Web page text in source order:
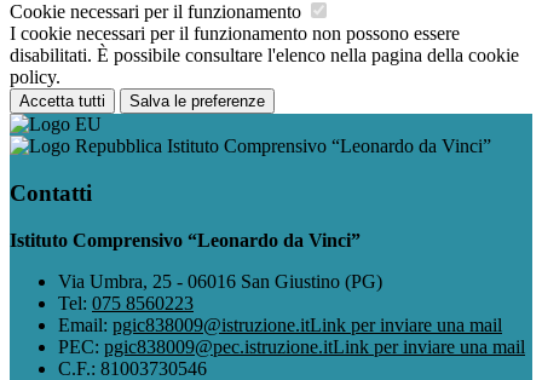
Cookie necessari per il funzionamento
I cookie necessari per il funzionamento non possono essere
disabilitati. È possibile consultare l'elenco nella pagina della cookie
policy.
Accetta tutti Salva le preferenze
Istituto Comprensivo “Leonardo da Vinci”
Contatti
Istituto Comprensivo “Leonardo da Vinci”
Via Umbra, 25 - 06016 San Giustino (PG)
Tel: 075 8560223
Email: pgic838009@istruzione.itLink per inviare una mail
PEC: pgic838009@pec.istruzione.itLink per inviare una mail
C.F.: 81003730546